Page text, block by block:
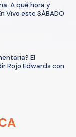
A qué hora y
Vivo este SÁBADO
El
Rojo Edwards con